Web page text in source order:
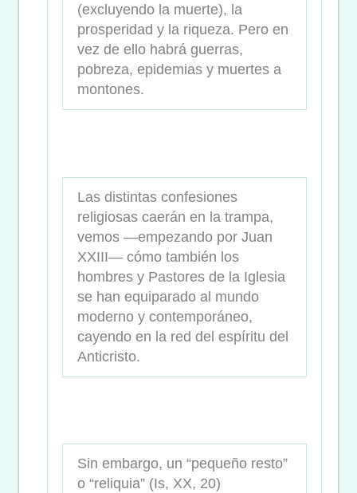
(excluyendo la muerte), la
prosperidad y la riqueza. Pero en
vez de ello habrá guerras,
pobreza, epidemias y muertes a
montones.
Las distintas confesiones
religiosas caerán en la trampa,
vemos —empezando por Juan
XXIII— cómo también los
hombres y Pastores de la Iglesia
se han equiparado al mundo
moderno y contemporáneo,
cayendo en la red del espíritu del
Anticristo.
Sin embargo, un “pequeño resto”
o “reliquia” (Is, XX, 20)